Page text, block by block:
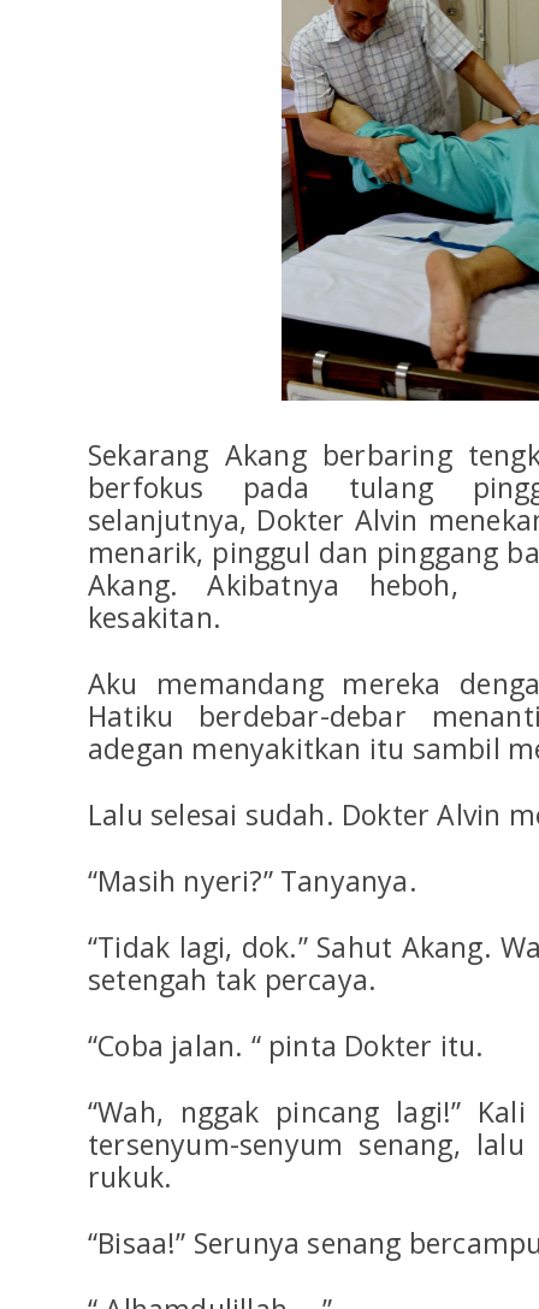
Sekarang Akang berbaring
berfokus pada tulang
selanjutnya, Dokter Alvin
menarik, pinggul dan pinggang
Akang. Akibatnya heboh,
kesakitan.
Aku memandang mereka
Hatiku berdebar-debar
adegan menyakitkan itu sambil
Lalu selesai sudah. Dokter Alvin
“Masih nyeri?” Tanyanya.
“Tidak lagi, dok.” Sahut Akang.
setengah tak percaya.
“Coba jalan. “ pinta Dokter itu.
“Wah, nggak pincang lagi!”
tersenyum-senyum senang,
rukuk.
“Bisaa!” Serunya senang